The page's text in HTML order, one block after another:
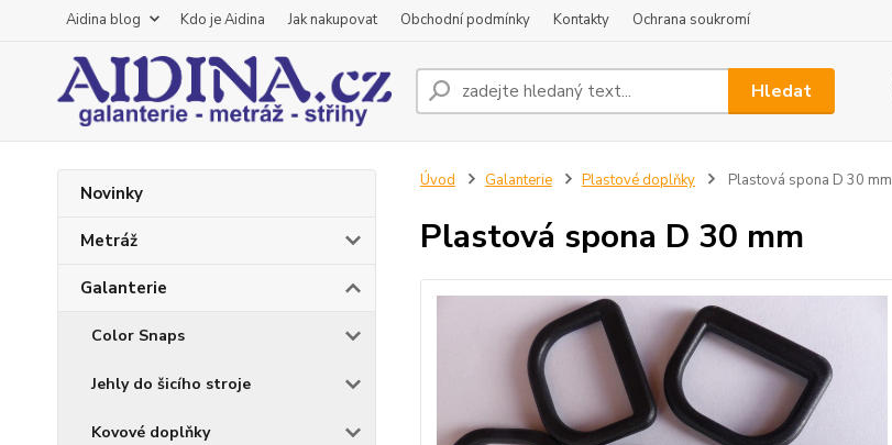
Aidina blog Kdo je Aidina Jak nakupovat Obchodní podmínky Kontakty Ochrana soukromí
Hledat
Novinky
Metráž
Galanterie
Color Snaps
Jehly do šicího stroje
Kovové doplňky
Úvod Galanterie Plastové doplňky Plastová spona D 30 mm
Plastová spona D 30 mm